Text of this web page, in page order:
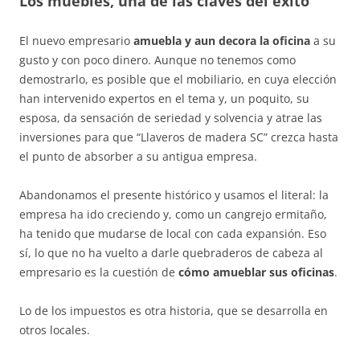
El nuevo empresario amuebla y aun decora la oficina a su
gusto y con poco dinero. Aunque no tenemos como
demostrarlo, es posible que el mobiliario, en cuya elección
han intervenido expertos en el tema y, un poquito, su
esposa, da sensación de seriedad y solvencia y atrae las
inversiones para que “Llaveros de madera SC” crezca hasta
el punto de absorber a su antigua empresa.
Abandonamos el presente histórico y usamos el literal: la
empresa ha ido creciendo y, como un cangrejo ermitaño,
ha tenido que mudarse de local con cada expansión. Eso
sí, lo que no ha vuelto a darle quebraderos de cabeza al
empresario es la cuestión de cómo amueblar sus oficinas.
Lo de los impuestos es otra historia, que se desarrolla en
otros locales.